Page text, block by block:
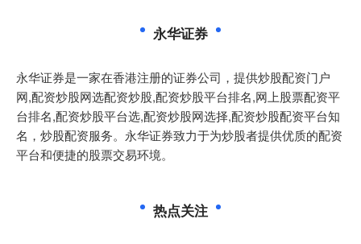
永华证券
永华证券是一家在香港注册的证券公司，提供炒股配资门户
网,配资炒股网选配资炒股,配资炒股平台排名,网上股票配资平
台排名,配资炒股平台选,配资炒股网选择,配资炒股配资平台知
名，炒股配资服务。永华证券致力于为炒股者提供优质的配资
平台和便捷的股票交易环境。
热点关注